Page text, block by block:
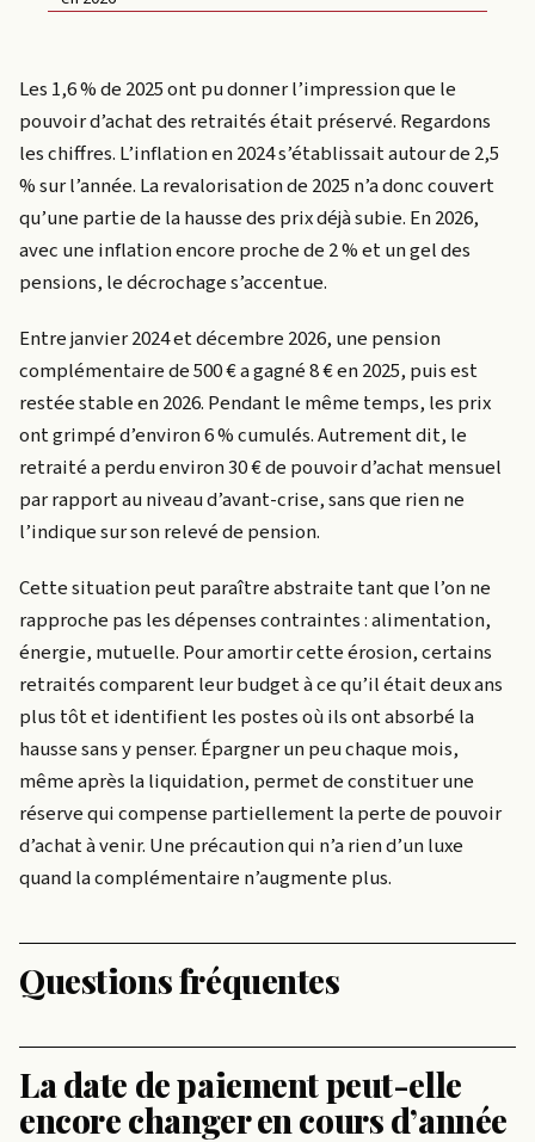
Les 1,6 % de 2025 ont pu donner l’impression que le
pouvoir d’achat des retraités était préservé. Regardons
les chiffres. L’inflation en 2024 s’établissait autour de 2,5
% sur l’année. La revalorisation de 2025 n’a donc couvert
qu’une partie de la hausse des prix déjà subie. En 2026,
avec une inflation encore proche de 2 % et un gel des
pensions, le décrochage s’accentue.
Entre janvier 2024 et décembre 2026, une pension
complémentaire de 500 € a gagné 8 € en 2025, puis est
restée stable en 2026. Pendant le même temps, les prix
ont grimpé d’environ 6 % cumulés. Autrement dit, le
retraité a perdu environ 30 € de pouvoir d’achat mensuel
par rapport au niveau d’avant-crise, sans que rien ne
l’indique sur son relevé de pension.
Cette situation peut paraître abstraite tant que l’on ne
rapproche pas les dépenses contraintes : alimentation,
énergie, mutuelle. Pour amortir cette érosion, certains
retraités comparent leur budget à ce qu’il était deux ans
plus tôt et identifient les postes où ils ont absorbé la
hausse sans y penser. Épargner un peu chaque mois,
même après la liquidation, permet de constituer une
réserve qui compense partiellement la perte de pouvoir
d’achat à venir. Une précaution qui n’a rien d’un luxe
quand la complémentaire n’augmente plus.
Questions fréquentes
La date de paiement peut-elle
encore changer en cours d’année